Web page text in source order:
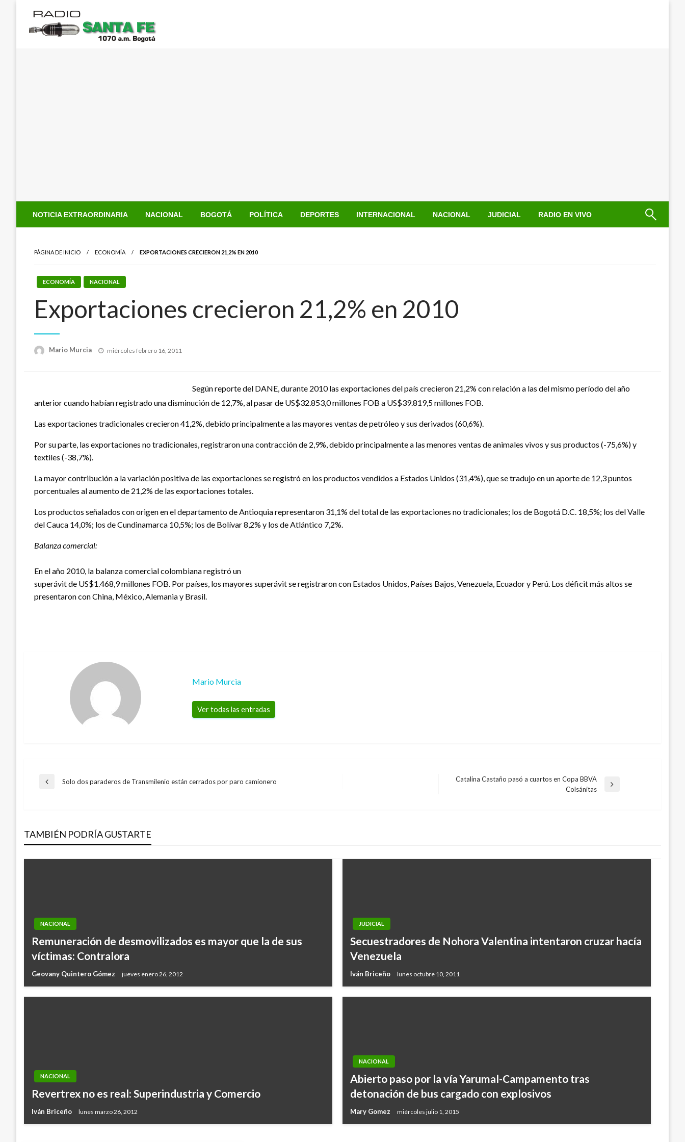
contenido
NOTICIA EXTRAORDINARIA NACIONAL BOGOTÁ POLÍTICA DEPORTES INTERNACIONAL NACIONAL JUDICIAL RADIO EN VIVO
PÁGINA DE INICIO ECONOMÍA EXPORTACIONES CRECIERON 21,2% EN 2010
ECONOMÍA NACIONAL
Exportaciones crecieron 21,2% en 2010
Mario Murcia
Publicado
miércoles febrero 16, 2011
Según reporte del DANE, durante 2010 las exportaciones del país crecieron 21,2% con relación a las del mismo período del año
anterior cuando habían registrado una disminución de 12,7%, al pasar de US$32.853,0 millones FOB a US$39.819,5 millones FOB.
Las exportaciones tradicionales crecieron 41,2%, debido principalmente a las mayores ventas de petróleo y sus derivados (60,6%).
Por su parte, las exportaciones no tradicionales, registraron una contracción de 2,9%, debido principalmente a las menores ventas de animales vivos y sus productos (-75,6%) y
textiles (-38,7%).
La mayor contribución a la variación positiva de las exportaciones se registró en los productos vendidos a Estados Unidos (31,4%), que se tradujo en un aporte de 12,3 puntos
porcentuales al aumento de 21,2% de las exportaciones totales.
Los productos señalados con origen en el departamento de Antioquia representaron 31,1% del total de las exportaciones no tradicionales; los de Bogotá D.C. 18,5%; los del Valle
del Cauca 14,0%; los de Cundinamarca 10,5%; los de Bolívar 8,2% y los de Atlántico 7,2%.
Balanza comercial:
En el año 2010, la balanza comercial colombiana registró un
superávit de US$1.468,9 millones FOB. Por países, los mayores superávit se registraron con Estados Unidos, Países Bajos, Venezuela, Ecuador y Perú. Los déficit más altos se
presentaron con China, México, Alemania y Brasil.
Mario Murcia
Ver todas las entradas
Navegación
entradas
Entrada
Solo dos paraderos de Transmilenio están cerrados por paro camionero
Catalina Castaño pasó a cuartos en Copa BBVA
Colsánitas
TAMBIÉN PODRÍA GUSTARTE
NACIONAL
Remuneración de desmovilizados es mayor que la de sus
víctimas: Contralora
Geovany Quintero Gómez jueves enero 26, 2012
JUDICIAL
Secuestradores de Nohora Valentina intentaron cruzar hacía
Venezuela
Iván Briceño lunes octubre 10, 2011
NACIONAL
Revertrex no es real: Superindustria y Comercio
Iván Briceño lunes marzo 26, 2012
NACIONAL
Abierto paso por la vía Yarumal-Campamento tras
detonación de bus cargado con explosivos
Mary Gomez miércoles julio 1, 2015